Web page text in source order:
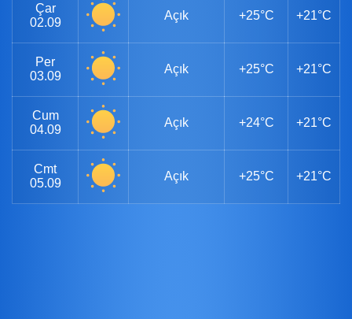
Çar
02.09
Açık +25°C +21°C
Per
03.09
Açık +25°C +21°C
Cum
04.09
Açık +24°C +21°C
Cmt
05.09
Açık +25°C +21°C